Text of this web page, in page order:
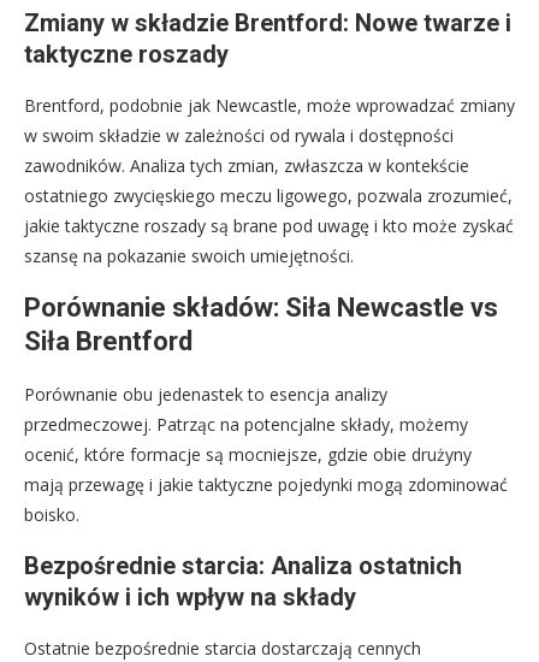
Zmiany w składzie Brentford: Nowe twarze i
taktyczne roszady
Brentford, podobnie jak Newcastle, może wprowadzać zmiany
w swoim składzie w zależności od rywala i dostępności
zawodników. Analiza tych zmian, zwłaszcza w kontekście
ostatniego zwycięskiego meczu ligowego, pozwala zrozumieć,
jakie taktyczne roszady są brane pod uwagę i kto może zyskać
szansę na pokazanie swoich umiejętności.
Porównanie składów: Siła Newcastle vs
Siła Brentford
Porównanie obu jedenastek to esencja analizy
przedmeczowej. Patrząc na potencjalne składy, możemy
ocenić, które formacje są mocniejsze, gdzie obie drużyny
mają przewagę i jakie taktyczne pojedynki mogą zdominować
boisko.
Bezpośrednie starcia: Analiza ostatnich
wyników i ich wpływ na składy
Ostatnie bezpośrednie starcia dostarczają cennych